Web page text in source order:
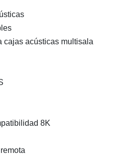
cajas acústicas multisala
8K